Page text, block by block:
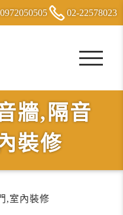
0972050505 02-22578023
牆,隔音
裝修
,室內裝修